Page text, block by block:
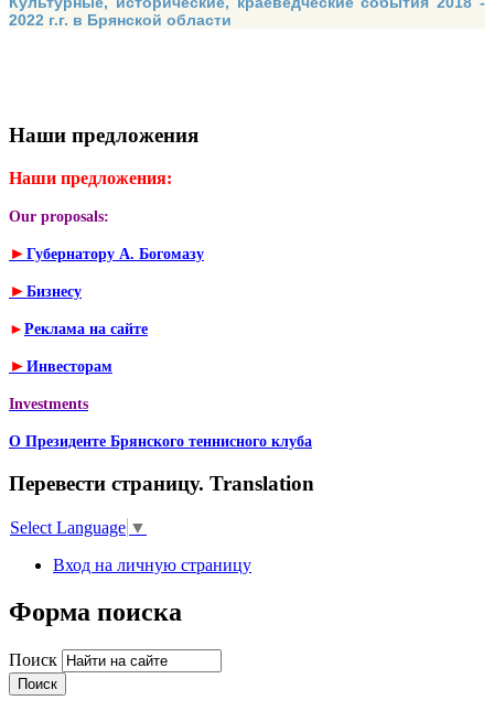
2022 г.г. в Брянской области
Наши предложения
Наши предложения:
Our proposals:
► Губернатору А. Богомазу
► Бизнесу
► Реклама на сайте
► Инвесторам
Investments
О Президенте Брянского теннисного клуба
Перевести страницу. Translation
Select Language ▼
Вход на личную страницу
Форма поиска
Поиск